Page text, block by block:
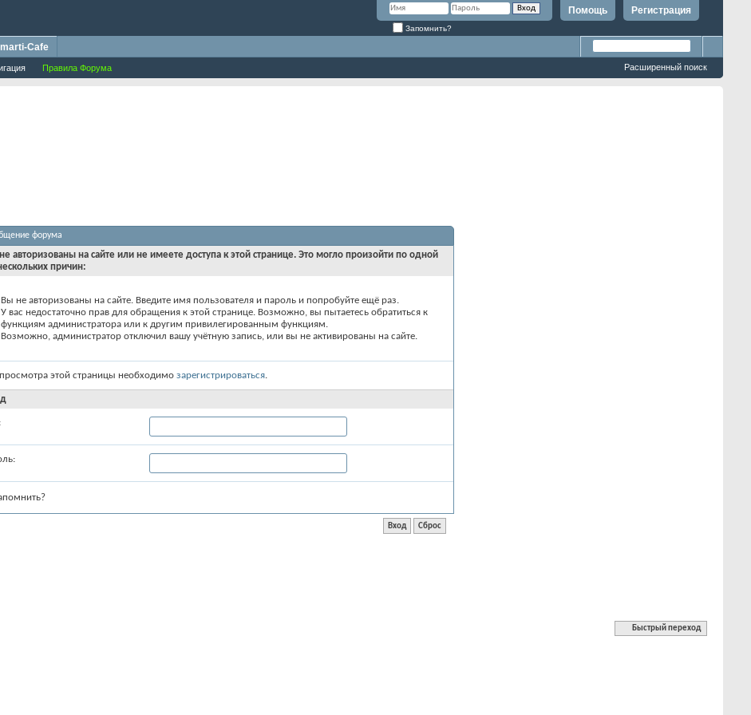
Регистрация
Помощь
Запомнить?
Правила Форума
Cafe
Расширенный поиск
форума
авторизованы на сайте или не имеете доступа к этой странице. Это могло произойти по одной
причин:
Вы не авторизованы на сайте. Введите имя пользователя и пароль и попробуйте ещё раз.
У вас недостаточно прав для обращения к этой странице. Возможно, вы пытаетесь обратиться к
функциям администратора или к другим привилегированным функциям.
Возможно, администратор отключил вашу учётную запись, или вы не активированы на сайте.
этой страницы необходимо зарегистрироваться.
Быстрый переход